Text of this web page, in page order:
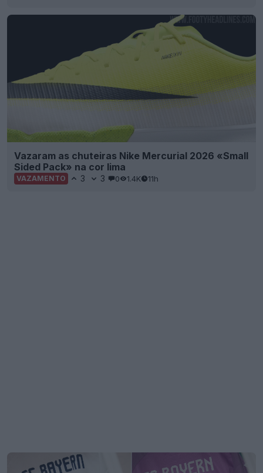
Vazaram as chuteiras Nike Mercurial 2026 «Small
Sided Pack» na cor lima
VAZAMENTO 3 3 0 1.4K 11h